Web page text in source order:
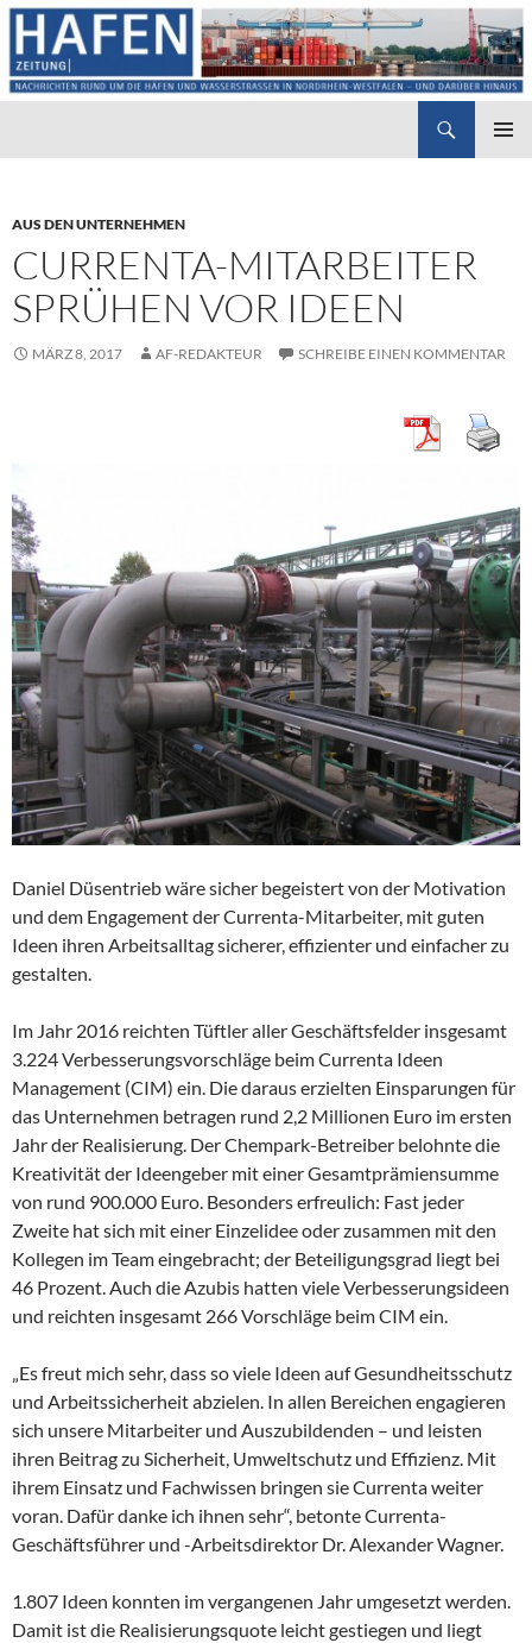
AUS DEN UNTERNEHMEN
CURRENTA-MITARBEITER
SPRÜHEN VOR IDEEN
MÄRZ 8, 2017 AF-REDAKTEUR SCHREIBE EINEN KOMMENTAR
Daniel Düsentrieb wäre sicher begeistert von der Motivation
und dem Engagement der Currenta-Mitarbeiter, mit guten
Ideen ihren Arbeitsalltag sicherer, effizienter und einfacher zu
gestalten.
Im Jahr 2016 reichten Tüftler aller Geschäftsfelder insgesamt
3.224 Verbesserungsvorschläge beim Currenta Ideen
Management (CIM) ein. Die daraus erzielten Einsparungen für
das Unternehmen betragen rund 2,2 Millionen Euro im ersten
Jahr der Realisierung. Der Chempark-Betreiber belohnte die
Kreativität der Ideengeber mit einer Gesamtprämiensumme
von rund 900.000 Euro. Besonders erfreulich: Fast jeder
Zweite hat sich mit einer Einzelidee oder zusammen mit den
Kollegen im Team eingebracht; der Beteiligungsgrad liegt bei
46 Prozent. Auch die Azubis hatten viele Verbesserungsideen
und reichten insgesamt 266 Vorschläge beim CIM ein.
„Es freut mich sehr, dass so viele Ideen auf Gesundheitsschutz
und Arbeitssicherheit abzielen. In allen Bereichen engagieren
sich unsere Mitarbeiter und Auszubildenden – und leisten
ihren Beitrag zu Sicherheit, Umweltschutz und Effizienz. Mit
ihrem Einsatz und Fachwissen bringen sie Currenta weiter
voran. Dafür danke ich ihnen sehr“, betonte Currenta-
Geschäftsführer und -Arbeitsdirektor Dr. Alexander Wagner.
1.807 Ideen konnten im vergangenen Jahr umgesetzt werden.
Damit ist die Realisierungsquote leicht gestiegen und liegt